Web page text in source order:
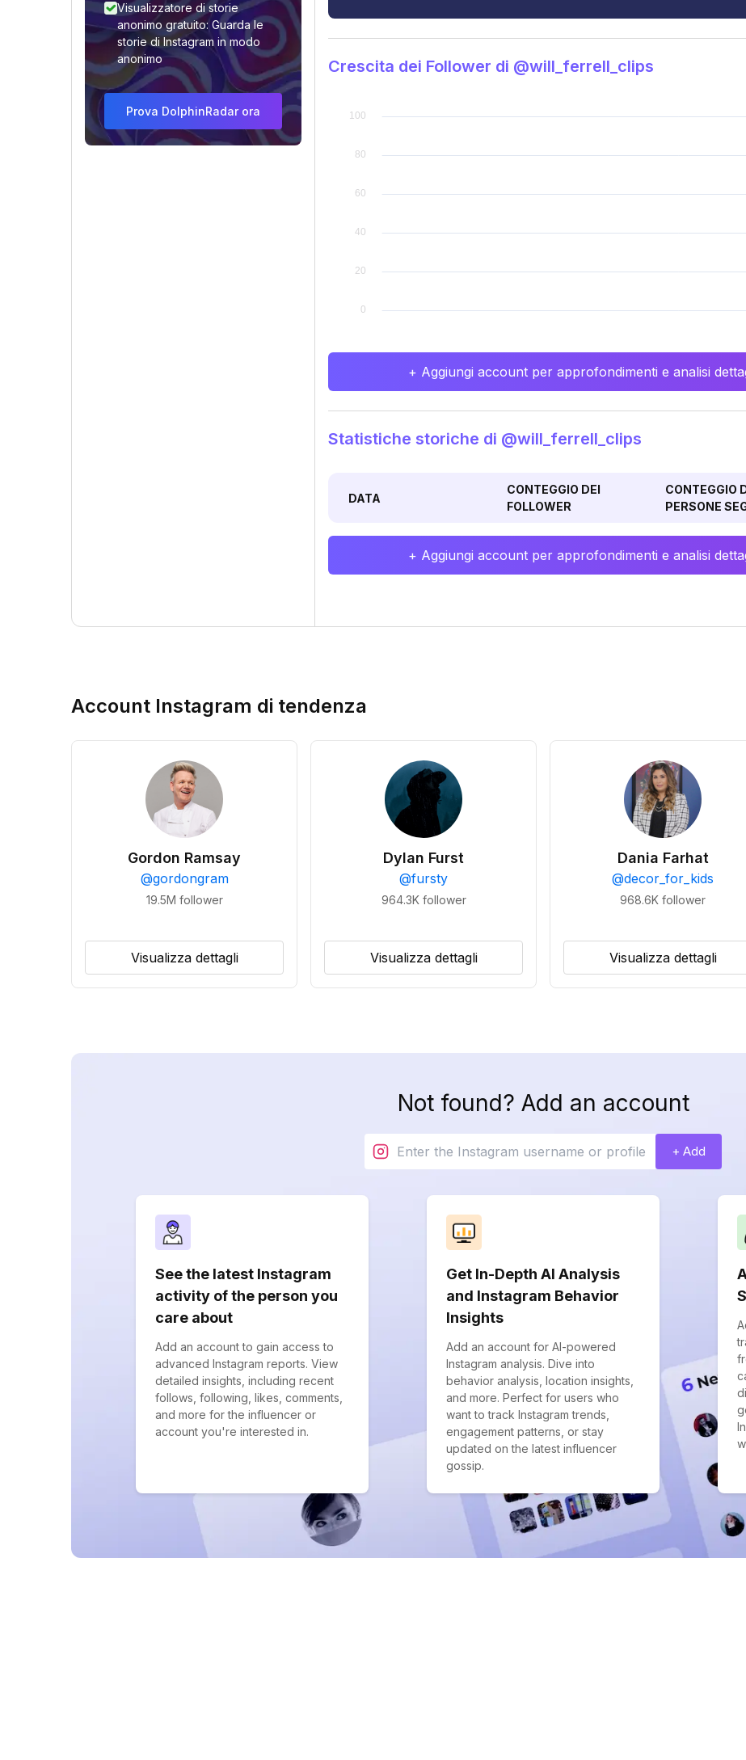
Visualizzatore di storie
anonimo gratuito: Guarda le
storie di Instagram in modo
anonimo
Prova DolphinRadar ora
Crescita dei Follower di @will_ferrell_clips
+ Aggiungi account per approfondimenti e analisi
Statistiche storiche di @will_ferrell_clips
DATA
CONTEGGIO DEI
FOLLOWER
CONTEGGIO
PERSONE
+ Aggiungi account per approfondimenti e analisi
Account Instagram di tendenza
Gordon Ramsay
@gordongram
19.5M follower
Visualizza dettagli
Dylan Furst
@fursty
964.3K follower
Visualizza dettagli
Dania Farhat
@decor_for_kids
968.6K follower
Visualizza dettagli
Not found? Add an account
+ Add
See the latest Instagram
activity of the person you
care about
Add an account to gain access to
advanced Instagram reports. View
detailed insights, including recent
follows, following, likes, comments,
and more for the influencer or
account you're interested in.
Get In-Depth AI Analysis
and Instagram Behavior
Insights
Add an account for AI-powered
Instagram analysis. Dive into
behavior analysis, location insights,
and more. Perfect for users who
want to track Instagram trends,
engagement patterns, or stay
updated on the latest influencer
gossip.